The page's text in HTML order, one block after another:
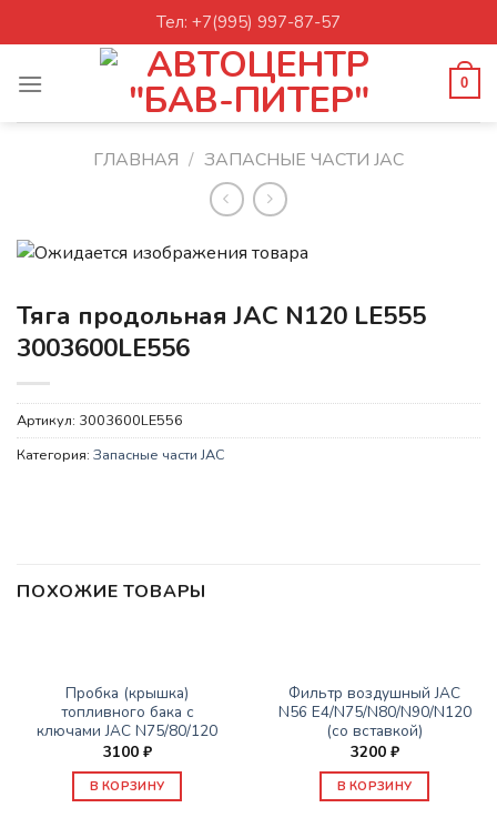
to
Тел: +7(995) 997-87-57
0
ГЛАВНАЯ / ЗАПАСНЫЕ ЧАСТИ JAC
Тяга продольная JAC N120 LE555
3003600LE556
Артикул: 3003600LE556
Категория: Запасные части JAC
ПОХОЖИЕ ТОВАРЫ
Пробка (крышка)
топливного бака с
ключами JAC N75/80/120
3100 ₽
В КОРЗИНУ
Фильтр воздушный JAC
N56 E4/N75/N80/N90/N120
(со вставкой)
3200 ₽
В КОРЗИНУ